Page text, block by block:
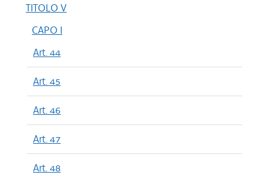
TITOLO V
CAPO I
Art. 44
Art. 45
Art. 46
Art. 47
Art. 48